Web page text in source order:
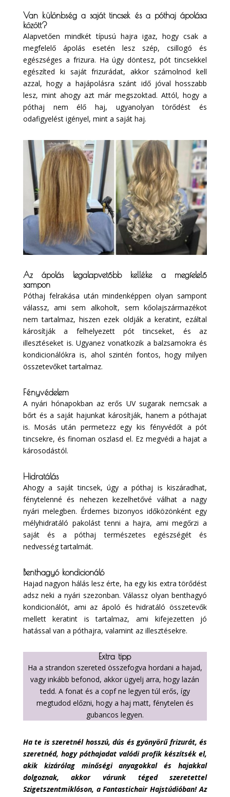
Van különbség a saját tincsek és a póthaj ápolása
között?
Alapvetően mindkét típusú hajra igaz, hogy csak a
megfelelő ápolás esetén lesz szép, csillogó és
egészséges a frizura. Ha úgy döntesz, pót tincsekkel
egészíted ki saját frizurádat, akkor számolnod kell
azzal, hogy a hajápolásra szánt idő jóval hosszabb
lesz, mint ahogy azt már megszoktad. Attól, hogy a
póthaj nem élő haj, ugyanolyan törődést és
odafigyelést igényel, mint a saját haj.
Az ápolás legalapvetőbb kelléke a megfelelő
sampon
Póthaj felrakása után mindenképpen olyan sampont
válassz, ami sem alkoholt, sem kőolajszármazékot
nem tartalmaz, hiszen ezek oldják a keratint, ezáltal
károsítják a felhelyezett pót tincseket, és az
illesztéseket is. Ugyanez vonatkozik a balzsamokra és
kondicionálókra is, ahol szintén fontos, hogy milyen
összetevőket tartalmaz.
Fényvédelem
A nyári hónapokban az erős UV sugarak nemcsak a
bőrt és a saját hajunkat károsítják, hanem a póthajat
is. Mosás után permetezz egy kis fényvédőt a pót
tincsekre, és finoman oszlasd el. Ez megvédi a hajat a
károsodástól.
Hidratálás
Ahogy a saját tincsek, úgy a póthaj is kiszáradhat,
fénytelenné és nehezen kezelhetővé válhat a nagy
nyári melegben. Érdemes bizonyos időközönként egy
mélyhidratáló pakolást tenni a hajra, ami megőrzi a
saját és a póthaj természetes egészségét és
nedvesség tartalmát.
Benthagyó kondicionáló
Hajad nagyon hálás lesz érte, ha egy kis extra törődést
adsz neki a nyári szezonban. Válassz olyan benthagyó
kondicionálót, ami az ápoló és hidratáló összetevők
mellett keratint is tartalmaz, ami kifejezetten jó
hatással van a póthajra, valamint az illesztésekre.
Extra tipp
Ha a strandon szereted összefogva hordani a hajad,
vagy inkább befonod, akkor ügyelj arra, hogy lazán
tedd. A fonat és a copf ne legyen túl erős, így
megtudod előzni, hogy a haj matt, fénytelen és
gubancos legyen.
Ha te is szeretnél hosszú, dús és gyönyörű frizurát, és
szeretnéd, hogy póthajadat valódi profik készítsék el,
akik kizárólag minőségi anyagokkal és hajakkal
dolgoznak, akkor várunk téged szeretettel
Szigetszentmiklóson, a Fantastichair Hajstúdióban! Az